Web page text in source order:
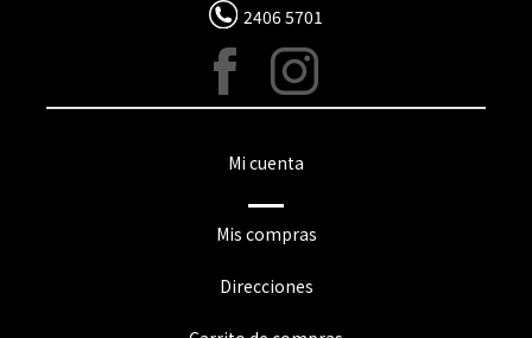
2406 5701
Mi cuenta
Mis compras
Direcciones